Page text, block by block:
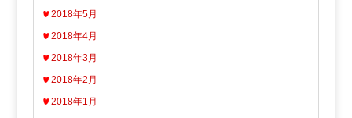
2018年5月
2018年4月
2018年3月
2018年2月
2018年1月